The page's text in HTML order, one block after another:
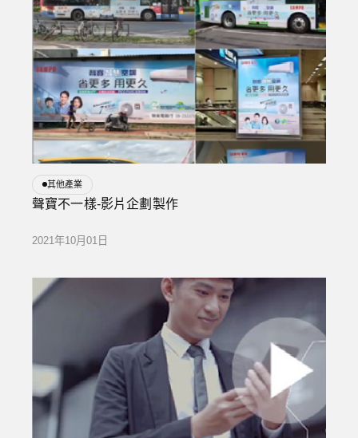
其他產業
聲寶不一樣-影片企劃製作
2021年10月01日